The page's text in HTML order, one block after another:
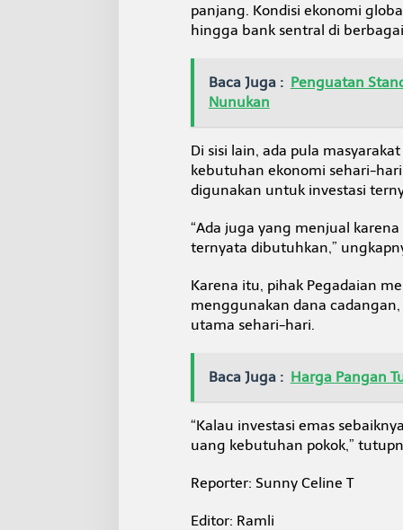
panjang. Kondisi ekonomi
hingga bank sentral di
Baca Juga : Penguatan
Nunukan
Di sisi lain, ada pula
kebutuhan ekonomi sehari-
digunakan untuk investasi
“Ada juga yang menjual
ternyata dibutuhkan,”
Karena itu, pihak Pegadaian
menggunakan dana
utama sehari-hari.
Baca Juga : Harga Pangan
“Kalau investasi emas
uang kebutuhan pokok,”
Reporter: Sunny Celine T
Editor: Ramli